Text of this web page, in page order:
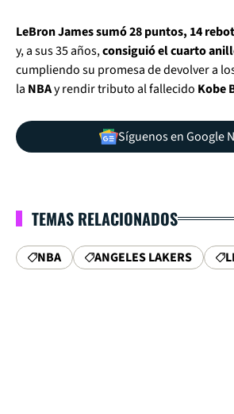
LeBron James sumó 28 puntos, 14
y, a sus 35 años,consiguió el cuarto
cumpliendo su promesa de devolver a
la NBAy rendir tributo al fallecido Kobe
Síguenos en Google
TEMAS RELACIONADOS
NBA ANGELES LAKERS